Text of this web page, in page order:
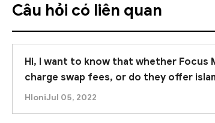
Consequently, we cannot fully validate
with this platform.
Câu hỏi có liên quan
Hi, I want to know that whether Focus
charge swap fees, or do they offer
account. :)
HloniJul 05, 2022